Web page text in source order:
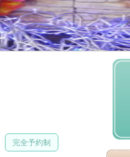
完全予約制